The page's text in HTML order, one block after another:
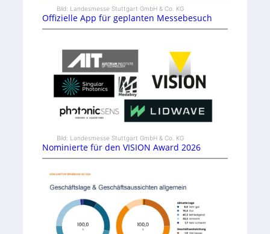
Bild: Landesmesse Stuttgart GmbH & Co. KG
Offizielle App für geplanten Messebesuch
Bild: Landesmesse Stuttgart GmbH & Co. KG
Nominierte für den VISION Award 2026